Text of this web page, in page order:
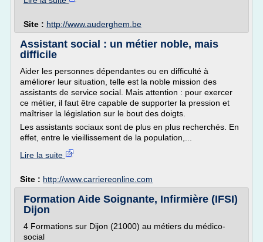
Site : http://www.auderghem.be
Assistant social : un métier noble, mais
difficile
Aider les personnes dépendantes ou en difficulté à
améliorer leur situation, telle est la noble mission des
assistants de service social. Mais attention : pour exercer
ce métier, il faut être capable de supporter la pression et
maîtriser la législation sur le bout des doigts.
Les assistants sociaux sont de plus en plus recherchés. En
effet, entre le vieillissement de la population,...
Lire la suite
Site : http://www.carriereonline.com
Formation Aide Soignante, Infirmière (IFSI)
Dijon
4 Formations sur Dijon (21000) au métiers du médico-
social